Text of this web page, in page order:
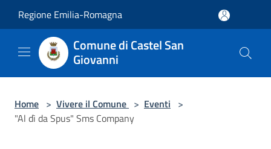
Regione Emilia-Romagna
Comune di Castel San
Giovanni
Home > Vivere il Comune > Eventi >
"Al dì da Spus" Sms Company